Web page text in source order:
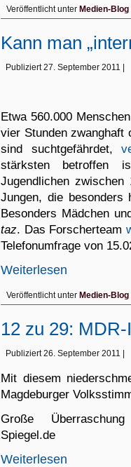
Veröffentlicht unter Medien-Blog
Kann man
Publiziert 27. September 2011
Etwa 560.000
vier Stunden zwanghaft
sind suchtgefährdet,
stärksten betroffen
Jugendlichen
Jungen, die
Besonders Mädchen
taz. Das Forscherteam
Telefonumfrage von
Weiterlesen
Veröffentlicht unter Medien-Blog
12 zu 29:
Publiziert 26. September 2011
Mit diesem
Magdeburger
Große
Spiegel.de
Weiterlesen